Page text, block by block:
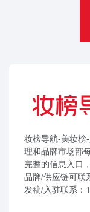
妆榜导航-美妆榜
理和品牌市场部
完整的信息入口
品牌/供应链可联
发稿/入驻联系：